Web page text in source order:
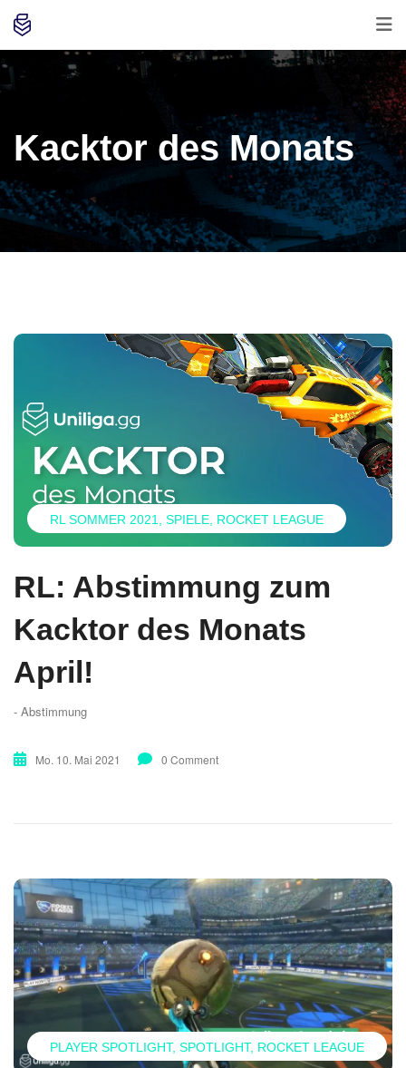
Kacktor des Monats
RL SOMMER 2021 SPIELE ROCKET LEAGUE
RL: Abstimmung zum
Kacktor des Monats
April!
- Abstimmung
Mo. 10. Mai 2021 0 Comment
PLAYER SPOTLIGHT SPOTLIGHT ROCKET LEAGUE